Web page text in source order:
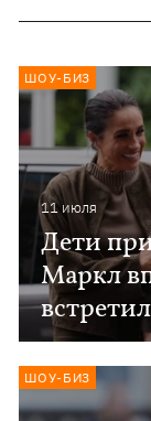
11 июля
Дети
Маркл
ШОУ-БИЗ
ШОУ-БИЗ